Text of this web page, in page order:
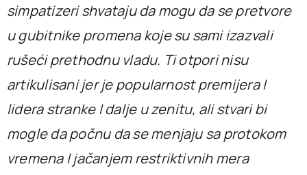
simpatizeri shvataju da mogu da se pretvore
u gubitnike promena koje su sami izazvali
rušeći prethodnu vladu. Ti otpori nisu
artikulisani jer je popularnost premijera I
lidera stranke I dalje u zenitu, ali stvari bi
mogle da počnu da se menjaju sa protokom
vremena I jačanjem restriktivnih mera